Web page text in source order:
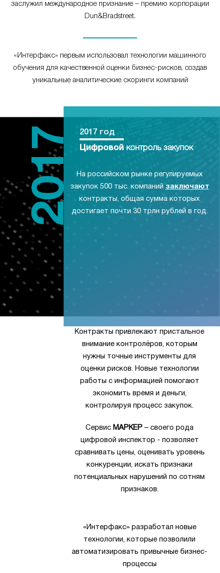
заслужил международное признание – премию корпорации
Dun&Bradstreet.
«Интерфакс» первым использовал технологии машинного
обучения для качественной оценки бизнес-рисков, создав
уникальные аналитические скоринги компаний
2017 год
Цифровой контроль закупок
На российском рынке регулируемых
закупок 500 тыс. компаний заключают
контракты, общая сумма которых
достигает почти 30 трлн рублей в год.
Контракты привлекают пристальное
внимание контролёров, которым
нужны точные инструменты для
оценки рисков. Новые технологии
работы с информацией помогают
экономить время и деньги,
контролируя процесс закупок.
Сервис МАРКЕР – своего рода
цифровой инспектор - позволяет
сравнивать цены, оценивать уровень
конкуренции, искать признаки
потенциальных нарушений по сотням
признаков.
«Интерфакс» разработал новые
технологии, которые позволили
автоматизировать привычные бизнес-
процессы